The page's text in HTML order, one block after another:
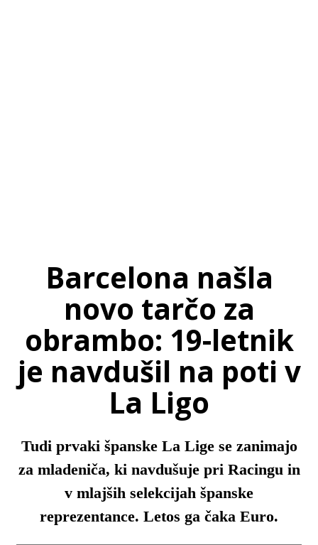
Barcelona našla
novo tarčo za
obrambo: 19-letnik
je navdušil na poti v
La Ligo
Tudi prvaki španske La Lige se zanimajo
za mladeniča, ki navdušuje pri Racingu in
v mlajših selekcijah španske
reprezentance. Letos ga čaka Euro.